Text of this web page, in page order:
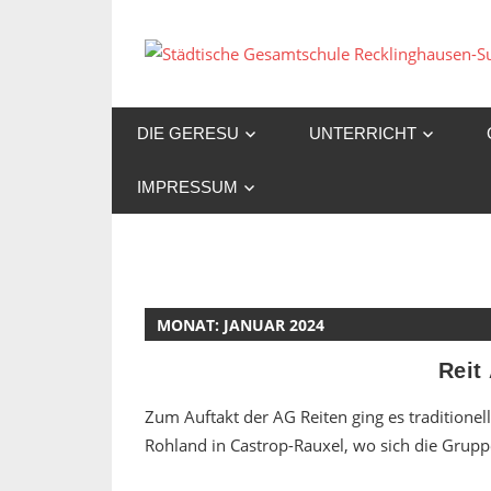
Inhalt
DIE GERESU UNTERRICHT
IMPRESSUM
MONAT: JANUAR 2024
Reit
Zum Auftakt der AG Reiten ging es
Rohland in Castrop-Rauxel, wo sich die